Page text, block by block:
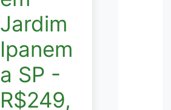
Jardim
Ipanem
a SP -
R$249,